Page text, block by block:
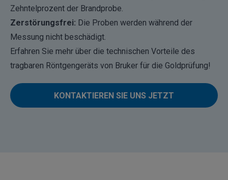
Zehntelprozent der Brandprobe.
Zerstörungsfrei: Die Proben werden während der
Messung nicht beschädigt.
Erfahren Sie mehr über die technischen Vorteile des
tragbaren Röntgengeräts von Bruker für die Goldprüfung!
KONTAKTIEREN SIE UNS JETZT